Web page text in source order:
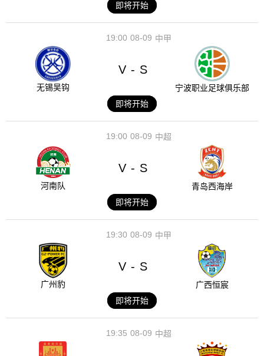
即将开始
08-09
19:00 中甲
无锡吴钩
V - S
宁波职业足球俱乐部
即将开始
08-09
19:00 中超
河南队
V - S
青岛西海岸
即将开始
08-09
19:30 中甲
广州豹
V - S
广西恒宸
即将开始
08-09
19:35 中超